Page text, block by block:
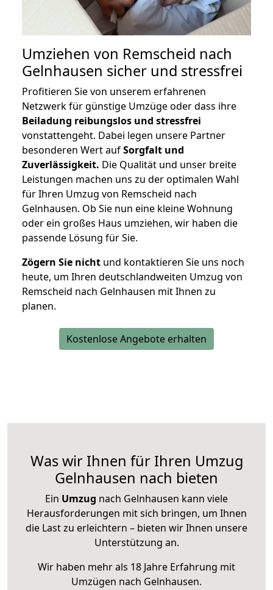
Umziehen von Remscheid nach
Gelnhausen sicher und stressfrei
Profitieren Sie von unserem erfahrenen
Netzwerk für günstige Umzüge oder dass ihre
Beiladung reibungslos und stressfrei
vonstattengeht. Dabei legen unsere Partner
besonderen Wert aufSorgfalt und
Zuverlässigkeit. Die Qualität und unser breite
Leistungen machen uns zu der optimalen Wahl
für Ihren Umzug von Remscheid nach
Gelnhausen. Ob Sie nun eine kleine Wohnung
oder ein großes Haus umziehen, wir haben die
passende Lösung für Sie.
Zögern Sie nicht und kontaktieren Sie uns noch
heute, um Ihren deutschlandweiten Umzug von
Remscheid nach Gelnhausen mit Ihnen zu
planen.
Kostenlose Angebote erhalten
Was wir Ihnen für Ihren Umzug
Gelnhausen nach bieten
Ein Umzug nach Gelnhausen kann viele
Herausforderungen mit sich bringen, um Ihnen
die Last zu erleichtern – bieten wir Ihnen unsere
Unterstützung an.
Wir haben mehr als 18 Jahre Erfahrung mit
Umzügen nach Gelnhausen.